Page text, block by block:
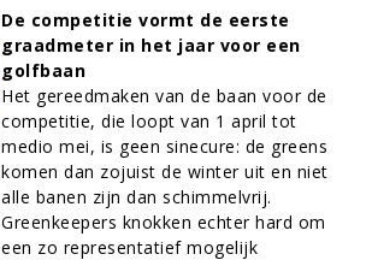
De competitie vormt de eerste
graadmeter in het jaar voor een
golfbaan
Het gereedmaken van de baan voor de
competitie, die loopt van 1 april tot
medio mei, is geen sinecure: de greens
komen dan zojuist de winter uit en niet
alle banen zijn dan schimmelvrij.
Greenkeepers knokken echter hard om
een zo representatief mogelijk